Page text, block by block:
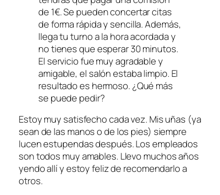
de 1€. Se pueden concertar citas
de forma rápida y sencilla. Además,
llega tu turno a la hora acordada y
no tienes que esperar 30 minutos.
El servicio fue muy agradable y
amigable, el salón estaba limpio. El
resultado es hermoso. ¿Qué más
se puede pedir?
Estoy muy satisfecho cada vez. Mis uñas (ya
sean de las manos o de los pies) siempre
lucen estupendas después. Los empleados
son todos muy amables. Llevo muchos años
yendo allí y estoy feliz de recomendarlo a
otros.